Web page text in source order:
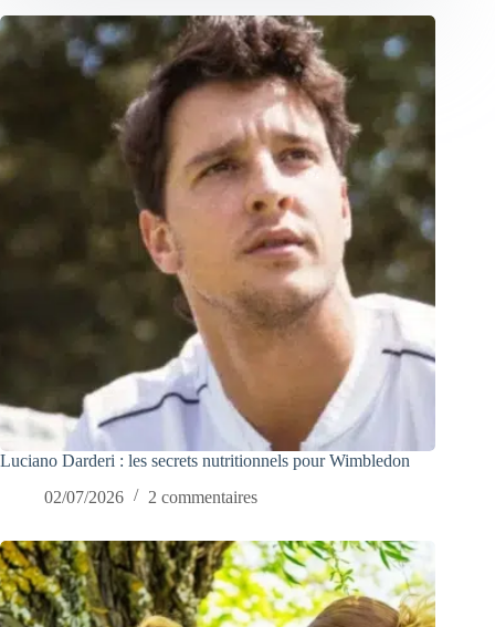
Luciano Darderi : les secrets nutritionnels pour Wimbledon
02/07/2026
2 commentaires